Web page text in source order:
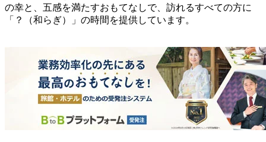
の幸と、五感を満たすおもてなしで、訪れるすべての方に
「？（和らぎ）」の時間を提供しています。